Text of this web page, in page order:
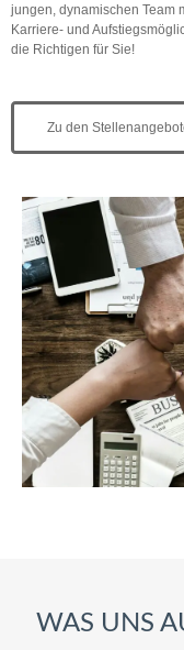
jungen, dynamischen Team
Karriere- und
die Richtigen für Sie!
Zu den
WAS UNS